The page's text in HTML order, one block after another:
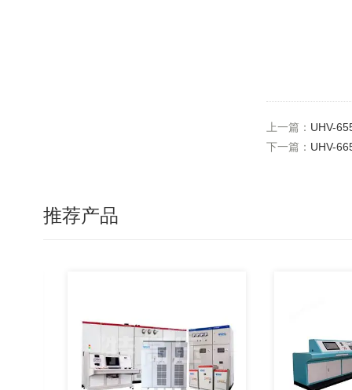
上一篇： UHV-
下一篇： UHV-
推荐产品